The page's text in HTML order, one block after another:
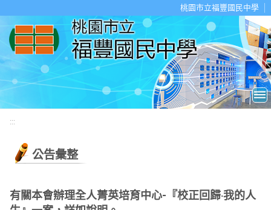
桃園市立福豐國民中學
:::
公告彙整
有關本會辦理全人菁英培育中心-『校正回歸‧我的人